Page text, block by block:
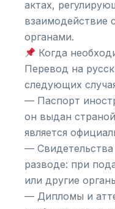
актах,
взаимодействие
органами.
Когда
Перевод на
следующих
— Паспорт
он выдан
является
—
разводе: при
или другие
— Дипломы и